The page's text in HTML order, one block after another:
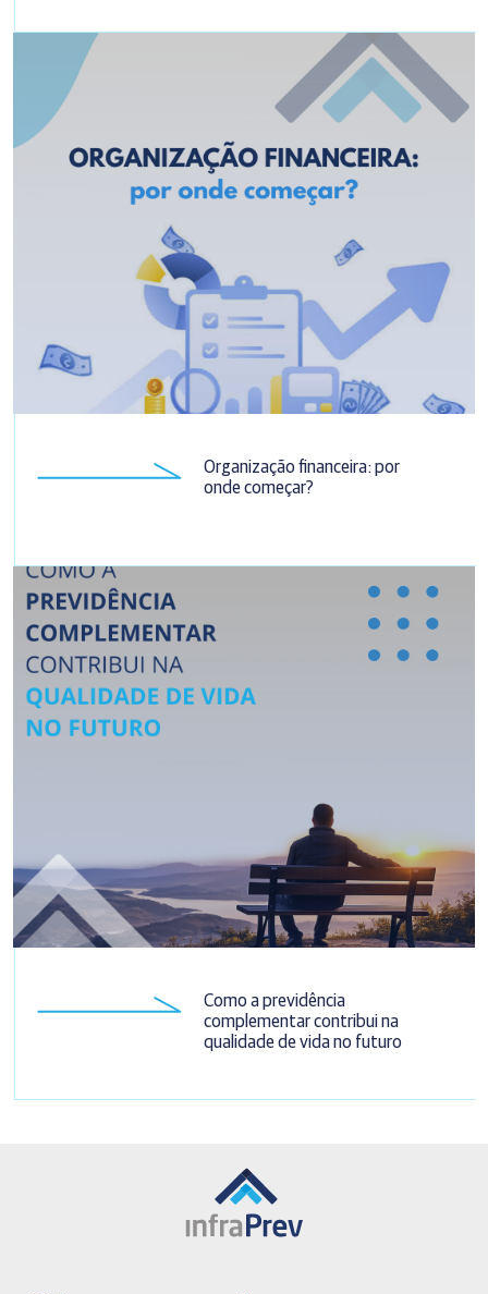
Organização financeira: por
onde começar?
Como a previdência
complementar contribui na
qualidade de vida no futuro